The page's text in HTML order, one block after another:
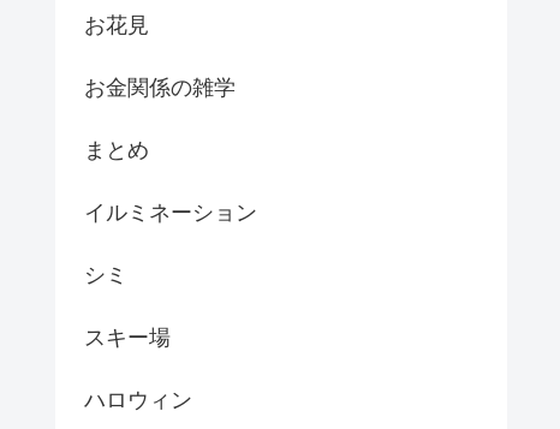
お花見
お金関係の雑学
まとめ
イルミネーション
シミ
スキー場
ハロウィン